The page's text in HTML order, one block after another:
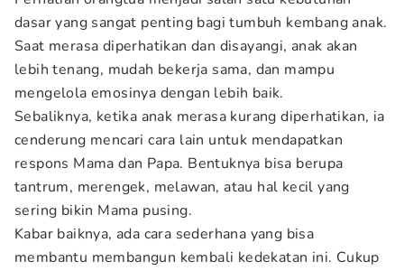
dasar yang sangat penting bagi tumbuh kembang anak.
Saat merasa diperhatikan dan disayangi, anak akan
lebih tenang, mudah bekerja sama, dan mampu
mengelola emosinya dengan lebih baik.
Sebaliknya, ketika anak merasa kurang diperhatikan, ia
cenderung mencari cara lain untuk mendapatkan
respons Mama dan Papa. Bentuknya bisa berupa
tantrum, merengek, melawan, atau hal kecil yang
sering bikin Mama pusing.
Kabar baiknya, ada cara sederhana yang bisa
membantu membangun kembali kedekatan ini. Cukup